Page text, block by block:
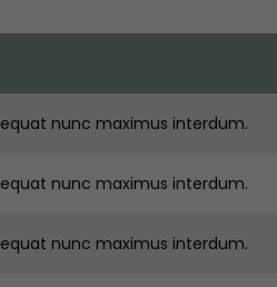
nunc maximus interdum.
nunc maximus interdum.
nunc maximus interdum.